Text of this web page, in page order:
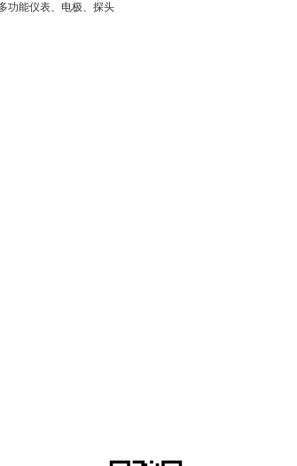
功能仪表、电极、探头